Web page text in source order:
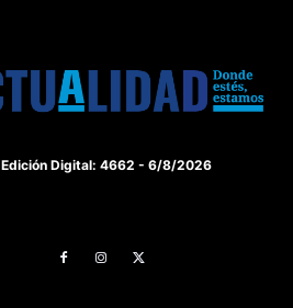
Edición Digital: 4662 - 6/8/2026